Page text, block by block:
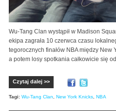
Wu-Tang Clan wystąpił w Madison
ekipa zagrała 10 czerwca czasu
tegorocznych finałów NBA między New
a potem losy spotkania całkowicie się
Czytaj dalej >>
Tagi: Wu-Tang Clan New York Knicks NBA